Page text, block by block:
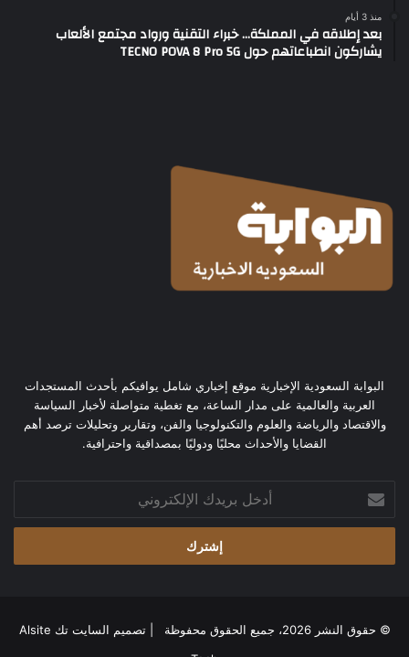
منذ 3 أيام
بعد إطلاقه في المملكة… خبراء التقنية ورواد مجتمع الألعاب
يشاركون انطباعاتهم حول TECNO POVA 8 Pro 5G
البوابة السعودية الإخبارية موقع إخباري شامل يوافيكم بأحدث المستجدات
العربية والعالمية على مدار الساعة، مع تغطية متواصلة لأخبار السياسة
والاقتصاد والرياضة والعلوم والتكنولوجيا والفن، وتقارير وتحليلات ترصد أهم
القضايا والأحداث محليًا ودوليًا بمصداقية واحترافية.
بريدك
الإلكتروني
© حقوق النشر 2026، جميع الحقوق محفوظة | تصميم
السايت تك Alsite